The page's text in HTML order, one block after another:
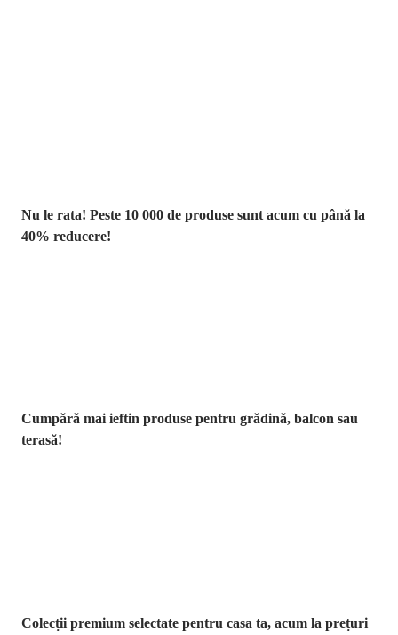
Nu le rata! Peste 10 000 de produse sunt acum cu până la
40% reducere!
Cumpără mai ieftin produse pentru grădină, balcon sau
terasă!
Colecții premium selectate pentru casa ta, acum la prețuri